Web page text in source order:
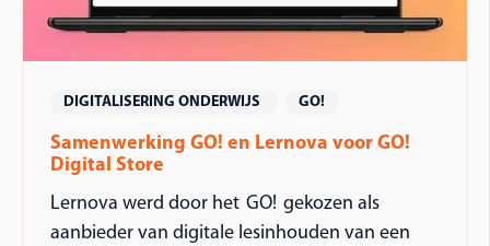
DIGITALISERING ONDERWIJS GO!
Samenwerking GO! en Lernova voor GO!
Digital Store
Lernova werd door het GO! gekozen als
aanbieder van digitale lesinhouden van een